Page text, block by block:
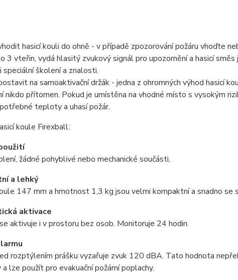
hasicí kouli do ohně - v případě zpozorování požáru vhoďte
3 vteřin, vydá hlasitý zvukový signál pro upozornění a hasicí
speciální školení a znalosti.
na samoaktivační držák - jedna z ohromných výhod hasicí
nikdo přítomen. Pokud je umístěna na vhodné místo s vysokým
teploty a uhasí požár.
koule Firexball:
žádné pohyblivé nebo mechanické součásti.
a lehký
147 mm a hmotnost 1,3 kg jsou velmi kompaktní a snadno se
aktivace
aktivuje i v prostoru bez osob. Monitoruje 24 hodin.
rozptýlením prášku vyzařuje zvuk 120 dBA. Tato hodnota
lze použít pro evakuační požární poplachy.